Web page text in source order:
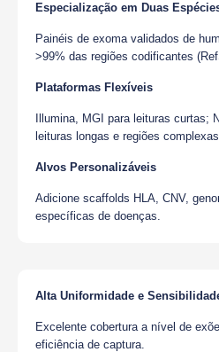
Especialização em Duas
Painéis de exoma validados de
>99% das regiões codificantes
Plataformas Flexíveis
Illumina, MGI para leituras curtas;
leituras longas e regiões
Alvos Personalizáveis
Adicione scaffolds HLA, CNV,
específicas de doenças.
Alta Uniformidade e
Excelente cobertura a nível de
eficiência de captura.